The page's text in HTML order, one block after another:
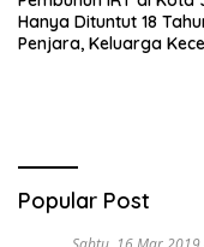
Hanya Dituntut 18
Penjara, Keluarga
Popular Post